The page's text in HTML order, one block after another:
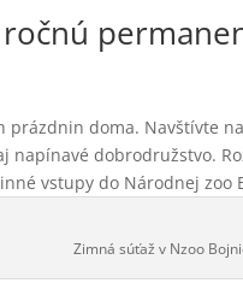
prázdnin doma. Navštívte
napínavé dobrodružstvo.
vstupy do Národnej zoo
Zimná súťaž v Nzoo